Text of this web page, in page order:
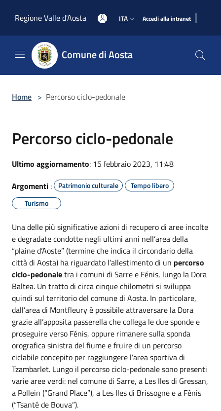
Regione Valle d'Aosta
ITA Accedi alla intranet |
Comune di Aosta
Home > Percorso ciclo-pedonale
Percorso ciclo-pedonale
Ultimo aggiornamento: 15 febbraio 2023, 11:48
Argomenti : Patrimonio culturale
Tempo libero
Turismo
Una delle più significative azioni di recupero di aree incolte
e degradate condotte negli ultimi anni nell’area della
“plaine d’Aoste” (termine che indica il circondario della
città di Aosta) ha riguardato l’allestimento di un percorso
ciclo-pedonaletra i comuni di Sarre e Fénis, lungo la Dora
Baltea. Un tratto di circa cinque chilometri si sviluppa
quindi sul territorio del comune di Aosta. In particolare,
dall’area di Montfleury è possibile attraversare la Dora
grazie all’apposita passerella che collega le due sponde e
proseguire verso Fénis, oppure rimanere sulla sponda
orografica sinistra del fiume e fruire di un percorso
ciclabile concepito per raggiungere l’area sportiva di
Tzambarlet. Lungo il percorso ciclo-pedonale sono presenti
varie aree verdi: nel comune di Sarre, a Les Iles di Gressan,
a Pollein (“Grand Place”), a Les Iles di Brissogne e a Fénis
(“Tsanté de Bouva”).